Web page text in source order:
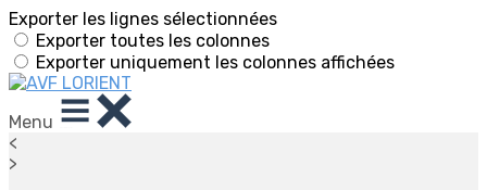
Exporter les lignes sélectionnées
Exporter toutes les colonnes
Exporter uniquement les colonnes affichées
Menu
<
>